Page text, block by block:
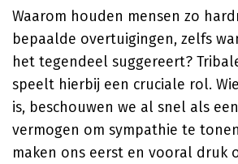
Waarom houden mensen zo
bepaalde overtuigingen, zelfs
het tegendeel suggereert?
speelt hierbij een cruciale rol.
is, beschouwen we al snel als
vermogen om sympathie te
maken ons eerst en vooral druk